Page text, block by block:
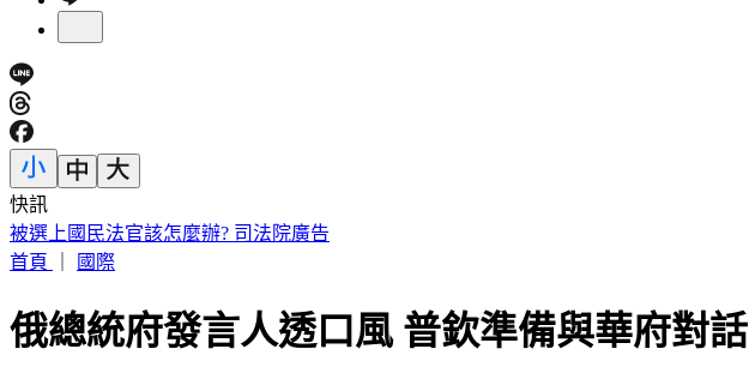
快訊
被選上國民法官該怎麼辦? 司法院廣告
首頁
國際
俄總統府發言人透口風 普欽準備與華府對話